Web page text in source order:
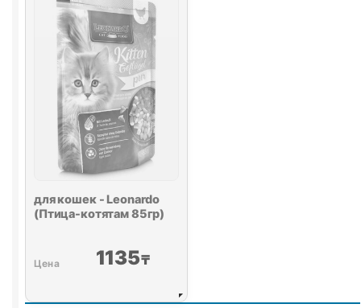
для кошек - Leonardo
(Птица-котятам 85гр)
1135₸